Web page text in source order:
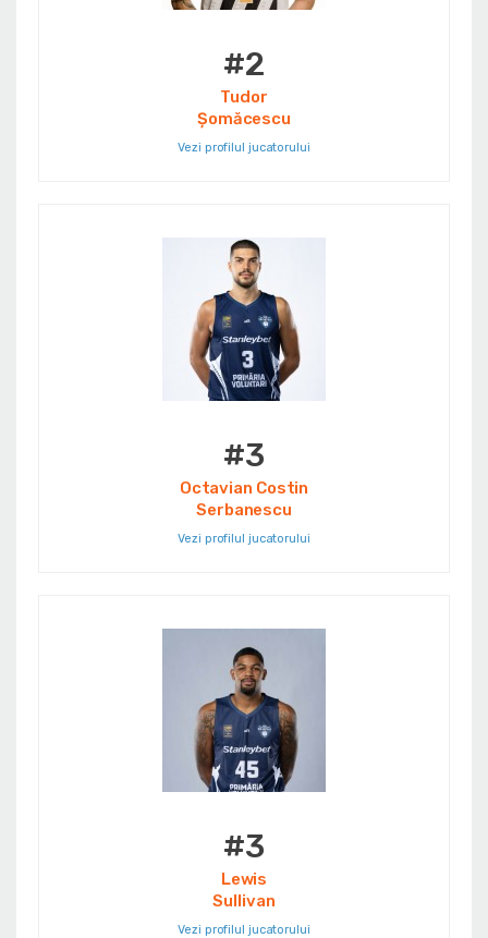
#2
Tudor
Șomăcescu
Vezi profilul jucatorului
#3
Octavian Costin
Serbanescu
Vezi profilul jucatorului
#3
Lewis
Sullivan
Vezi profilul jucatorului